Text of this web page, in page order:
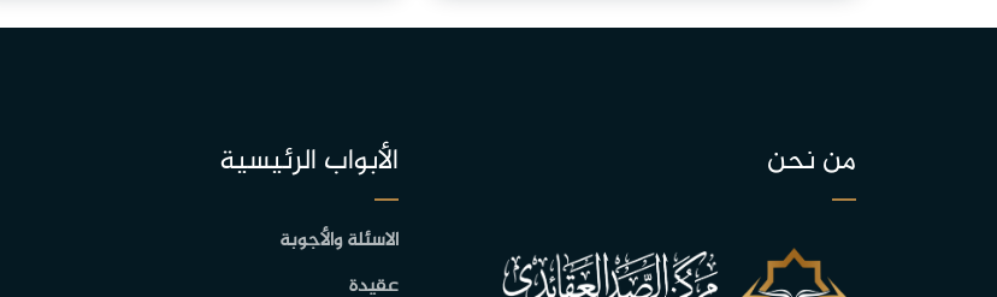
من نحن الأبواب الرئيسية
الاسئلة والأجوبة
عقيدة